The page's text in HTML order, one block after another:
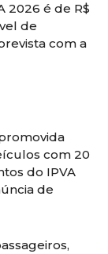
2026 é de R$
de
com a
com 20
do IPVA
de